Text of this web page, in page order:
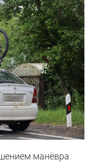
манёвра